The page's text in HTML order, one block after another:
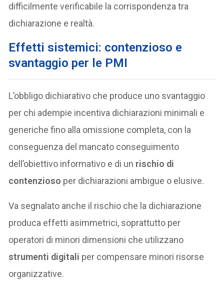
difficilmente verificabile la corrispondenza tra
dichiarazione e realtà.
Effetti sistemici: contenzioso e
svantaggio per le PMI
L’obbligo dichiarativo che produce uno svantaggio
per chi adempie incentiva dichiarazioni minimali e
generiche fino alla omissione completa, con la
conseguenza del mancato conseguimento
dell’obiettivo informativo e di un rischio di
contenzioso per dichiarazioni ambigue o elusive.
Va segnalato anche il rischio che la dichiarazione
produca effetti asimmetrici, soprattutto per
operatori di minori dimensioni che utilizzano
strumenti digitali per compensare minori risorse
organizzative.